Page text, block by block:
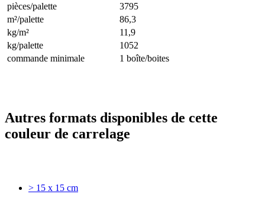
pièces/palette
3795
m²/palette
86,3
kg/m²
11,9
kg/palette
1052
commande minimale
1 boîte/boites
Autres formats disponibles de cette
couleur de carrelage
> 15 x 15 cm